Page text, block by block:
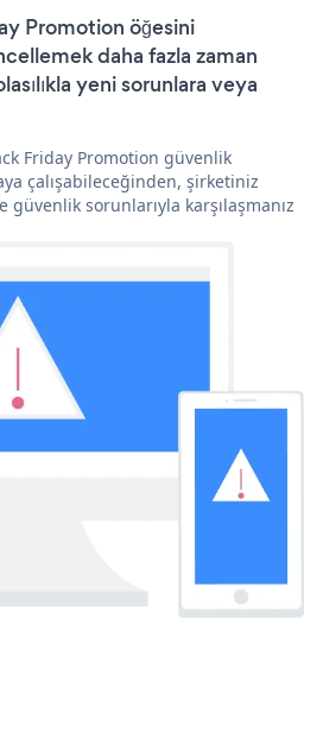
Promotion öğesini
daha fazla zaman
yeni sorunlara veya
Friday Promotion güvenlik
çalışabileceğinden, şirketiniz
güvenlik sorunlarıyla karşılaşmanız